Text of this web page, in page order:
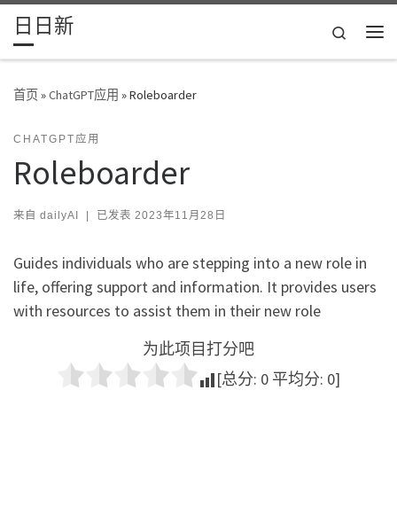
Skip to content
日日新
Search
首页»ChatGPT应用 »Roleboarder
CHATGPT应用
Roleboarder
来自 dailyAI | 已发表 2023年11月28日
Guides individuals who are stepping into a new role in
life, offering support and information. It provides users
with resources to assist them in their new role
为此项目打分吧
[总分: 0 平均分: 0]